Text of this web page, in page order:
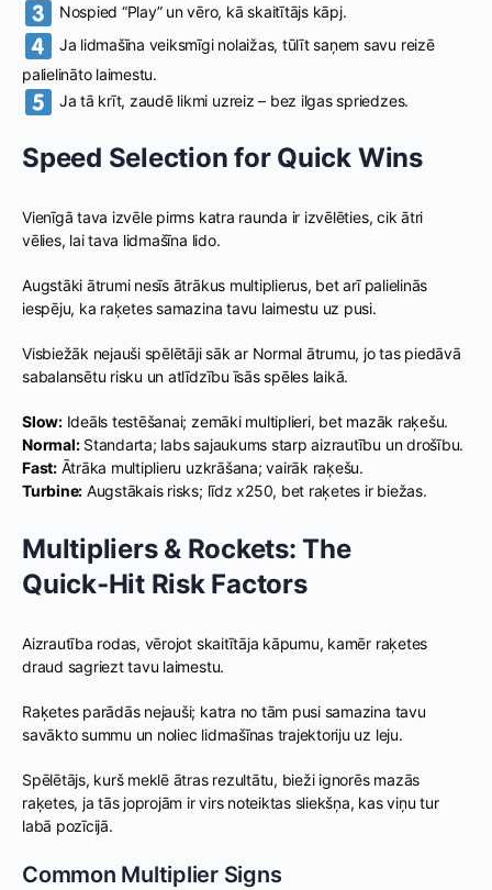
Nospied “Play” un vēro, kā skaitītājs kāpj.
Ja lidmašīna veiksmīgi nolaižas, tūlīt saņem savu reizē
palielināto laimestu.
Ja tā krīt, zaudē likmi uzreiz – bez ilgas spriedzes.
Speed Selection for Quick Wins
Vienīgā tava izvēle pirms katra raunda ir izvēlēties, cik ātri
vēlies, lai tava lidmašīna lido.
Augstāki ātrumi nesīs ātrākus multiplierus, bet arī palielinās
iespēju, ka raķetes samazina tavu laimestu uz pusi.
Visbiežāk nejauši spēlētāji sāk ar Normal ātrumu, jo tas piedāvā
sabalansētu risku un atlīdzību īsās spēles laikā.
Slow:Ideāls testēšanai; zemāki multiplieri, bet mazāk raķešu.
Normal:Standarta; labs sajaukums starp aizrautību un drošību.
Fast:Ātrāka multiplieru uzkrāšana; vairāk raķešu.
Turbine: Augstākais risks; līdz x250, bet raķetes ir biežas.
Multipliers & Rockets: The
Quick‑Hit Risk Factors
Aizrautība rodas, vērojot skaitītāja kāpumu, kamēr raķetes
draud sagriezt tavu laimestu.
Raķetes parādās nejauši; katra no tām pusi samazina tavu
savākto summu un noliec lidmašīnas trajektoriju uz leju.
Spēlētājs, kurš meklē ātras rezultātu, bieži ignorēs mazās
raķetes, ja tās joprojām ir virs noteiktas sliekšņa, kas viņu tur
labā pozīcijā.
Common Multiplier Signs